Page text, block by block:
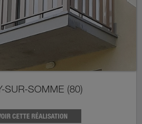
SUR-SOMME (80)
CETTE RÉALISATION